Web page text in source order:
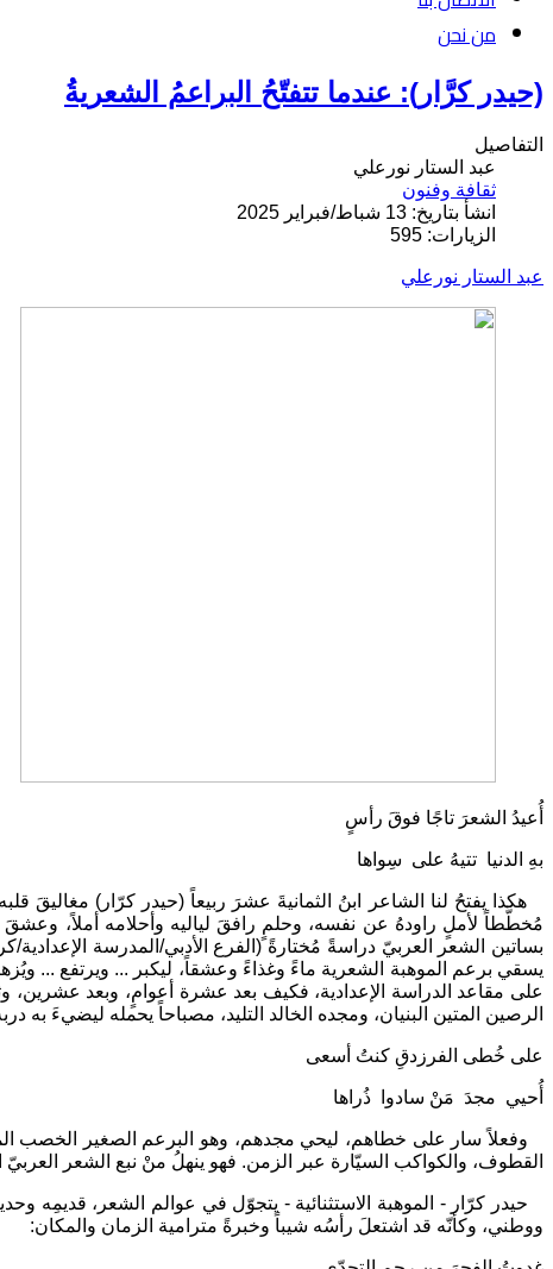
من نحن
(حيدر كرَّار): عندما تتفتّحُ البراعمُ الشعريةُ
التفاصيل
عبد الستار نورعلي
ثقافة وفنون
انشأ بتاريخ: 13 شباط/فبراير 2025
الزيارات: 595
عبد الستار نورعلي
أُعيدُ الشعرَ تاجًا فوقَ رأسٍ
بهِ الدنيا تتيهُ على سِواها
هكذا يفتحُ لنا الشاعر ابنُ الثمانيةَ عشرَ ربيعاً (حيدر كرّار) مغاليقَ
مُخطَّطاً لأملٍ راودهُ عن نفسه، وحلمٍ رافقَ لياليه وأحلامه أملاً،
بساتين الشعر العربيّ دراسةً مُختارةً (الفرع الأدبي/المدرسة
يسقي برعم الموهبة الشعرية ماءً وغذاءً وعشقاً، ليكبر ... ويرتفع ...
على مقاعد الدراسة الإعدادية، فكيف بعد عشرة أعوامٍ، وبعد عشرين،
الرصين المتين البنيان، ومجده الخالد التليد، مصباحاً يحمله ليضيءَ به
على خُطى الفرزدقِ كنتُ أسعى
أُحيي مجدَ مَنْ سادوا ذُراها
وفعلاً سار على خطاهم، ليحي مجدهم، وهو البرعم الصغير الخصب
القطوف، والكواكب السيّارة عبر الزمن. فهو ينهلُ منْ نبع الشعر العربيّ
حيدر كرّار - الموهبة الاستثنائية - يتجوّل في عوالم الشعر، قديمِه
ووطني، وكأنّه قد اشتعلَ رأسُه شيباً وخبرةً مترامية الزمان والمكان: